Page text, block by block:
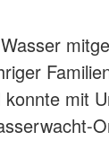
mit